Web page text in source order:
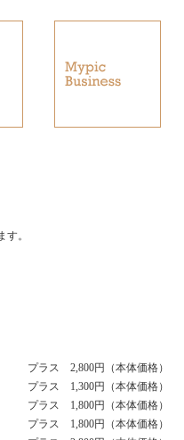
。
プラス 2,800円（本体価格）
プラス 1,300円（本体価格）
プラス 1,800円（本体価格）
プラス 1,800円（本体価格）